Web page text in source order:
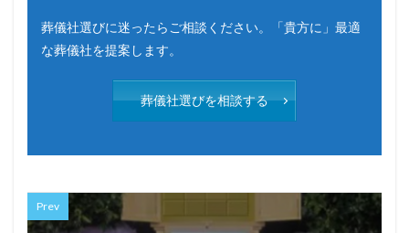
葬儀社選びに迷ったらご相談ください。「貴方に」最適
な葬儀社を提案します。
葬儀社選びを相談する
Prev